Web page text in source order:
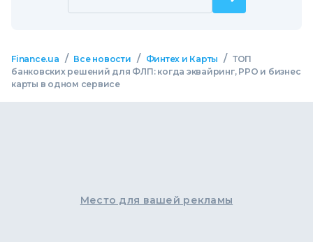
Finance.ua / Все новости / Финтех и Карты / ТОП
банковских решений для ФЛП: когда эквайринг, РРО и бизнес
карты в одном сервисе
Место для вашей рекламы